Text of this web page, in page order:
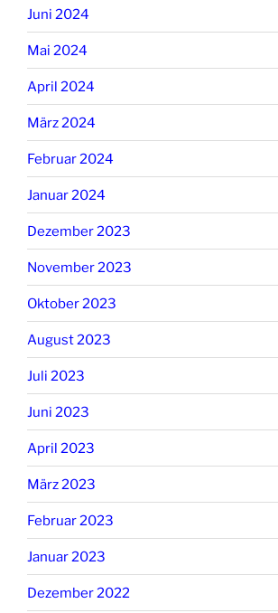
Juni 2024
Mai 2024
April 2024
März 2024
Februar 2024
Januar 2024
Dezember 2023
November 2023
Oktober 2023
August 2023
Juli 2023
Juni 2023
April 2023
März 2023
Februar 2023
Januar 2023
Dezember 2022